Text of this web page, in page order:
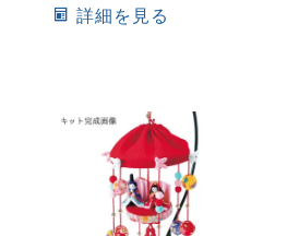
詳細を見る